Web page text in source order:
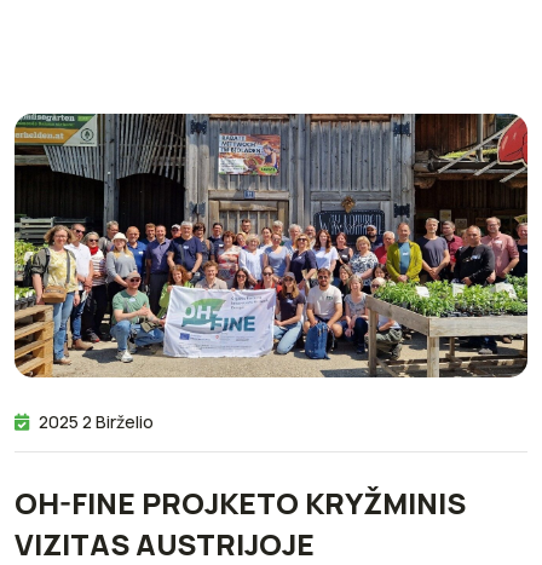
2025 2 Birželio
OH-FINE PROJKETO KRYŽMINIS
VIZITAS AUSTRIJOJE